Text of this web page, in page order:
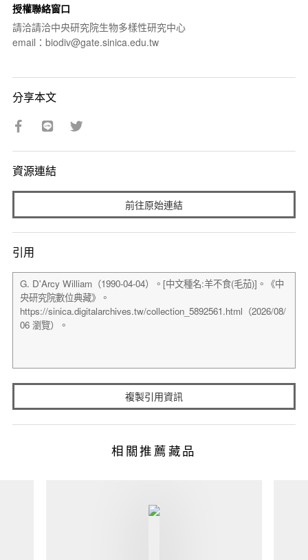
授權聯絡窗口
請洽請洽中央研究院生物多樣性研究中心
email：biodiv@gate.sinica.edu.tw
分享本文
資源連結
前往原始連結
引用
複製引用資訊
相關推薦藏品